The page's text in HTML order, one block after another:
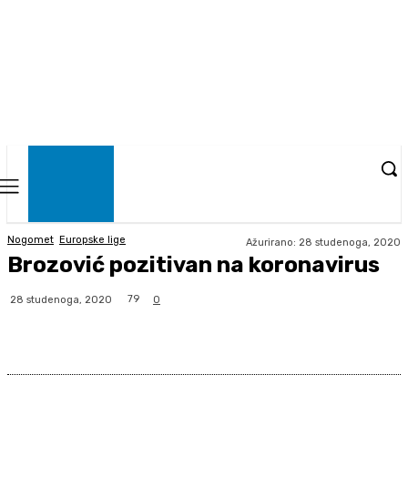
Nogomet Europske lige Ažurirano: 28 studenoga, 2020
Brozović pozitivan na koronavirus
28 studenoga, 2020 79 0